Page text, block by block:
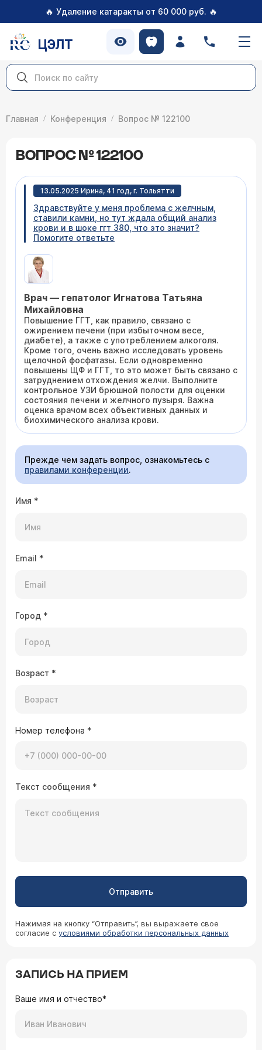
🔥 Удаление катаракты от 60 000 руб. 🔥
ЦЭЛТ
Главная Конференция Вопрос № 122100
ВОПРОС № 122100
13.05.2025 Ирина, 41 год, г. Тольятти
Здравствуйте у меня проблема с желчным,
ставили камни, но тут ждала общий анализ
крови и в шоке ггт 380, что это значит?
Помогите ответьте
Врач — гепатолог Игнатова Татьяна
Михайловна
Повышение ГГТ, как правило, связано с
ожирением печени (при избыточном весе,
диабете), а также с употреблением алкоголя.
Кроме того, очень важно исследовать уровень
щелочной фосфатазы. Если одновременно
повышены ЩФ и ГГТ, то это может быть связано с
затруднением отхождения желчи. Выполните
контрольное УЗИ брюшной полости для оценки
состояния печени и желчного пузыря. Важна
оценка врачом всех объективных данных и
биохимического анализа крови.
Прежде чем задать вопрос, ознакомьтесь с
правилами конференции.
Имя *
Email *
Город *
Возраст *
Номер телефона *
Текст сообщения *
Отправить
Нажимая на кнопку “Отправить”, вы выражаете свое
согласие с условиями обработки персональных данных
ЗАПИСЬ НА ПРИЕМ
Ваше имя и отчество*